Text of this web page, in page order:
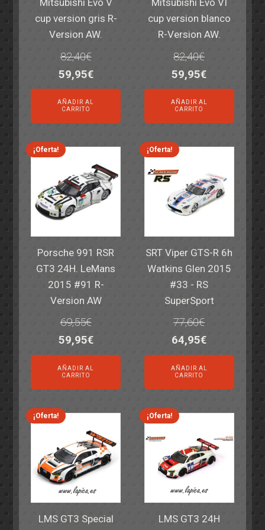
Mitsubishi Evo V
cup version gris R-
Version AW.
82,40€
El
precio
original
era:
82,40€.
59,95€El
precio
es:
59,95€.
AÑADIR AL
CARRITO
Mitsubishi Evo VI
cup version blanco
R-Version AW.
82,40€
El
precio
original
era:
82,40€.
59,95€El
precio
es:
59,95€.
AÑADIR AL
CARRITO
¡Oferta!
Porsche 991 RSR
GT3 24H. LeMans
2015 #91 R-
Version AW
69,55€
El
precio
original
era:
69,55€.
59,95€El
precio
actual
es:
59,95€.
AÑADIR AL
CARRITO
¡Oferta!
SRT Viper GTS-R 6h
Watkins Glen 2015
#33 - RS
SuperSport
77,60€
El
precio
original
era:
77,60€.
64,95€El
precio
actual
es:
64,95€.
AÑADIR AL
CARRITO
¡Oferta!
LMS GT3 Special
¡Oferta!
LMS GT3 24H